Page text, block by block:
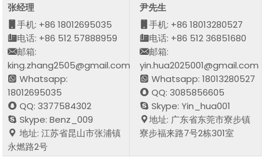
张经理
手机: +86 18012695035
电话: +86 512 57888959
邮箱:
king.zhang2505@gmail.com
Whatsapp:
18012695035
QQ: 3377584302
Skype: Benz_009
地址: 江苏省昆山市张浦镇
永燃路2号
尹先生
手机: +86 18013280527
电话: +86 512 36851680
邮箱:
yin.hua2025001@gmail.com
Whatsapp: 18013280527
QQ: 3085856605
Skype: Yin_hua001
地址: 广东省东莞市寮步镇
寮步福来路7号2栋301室